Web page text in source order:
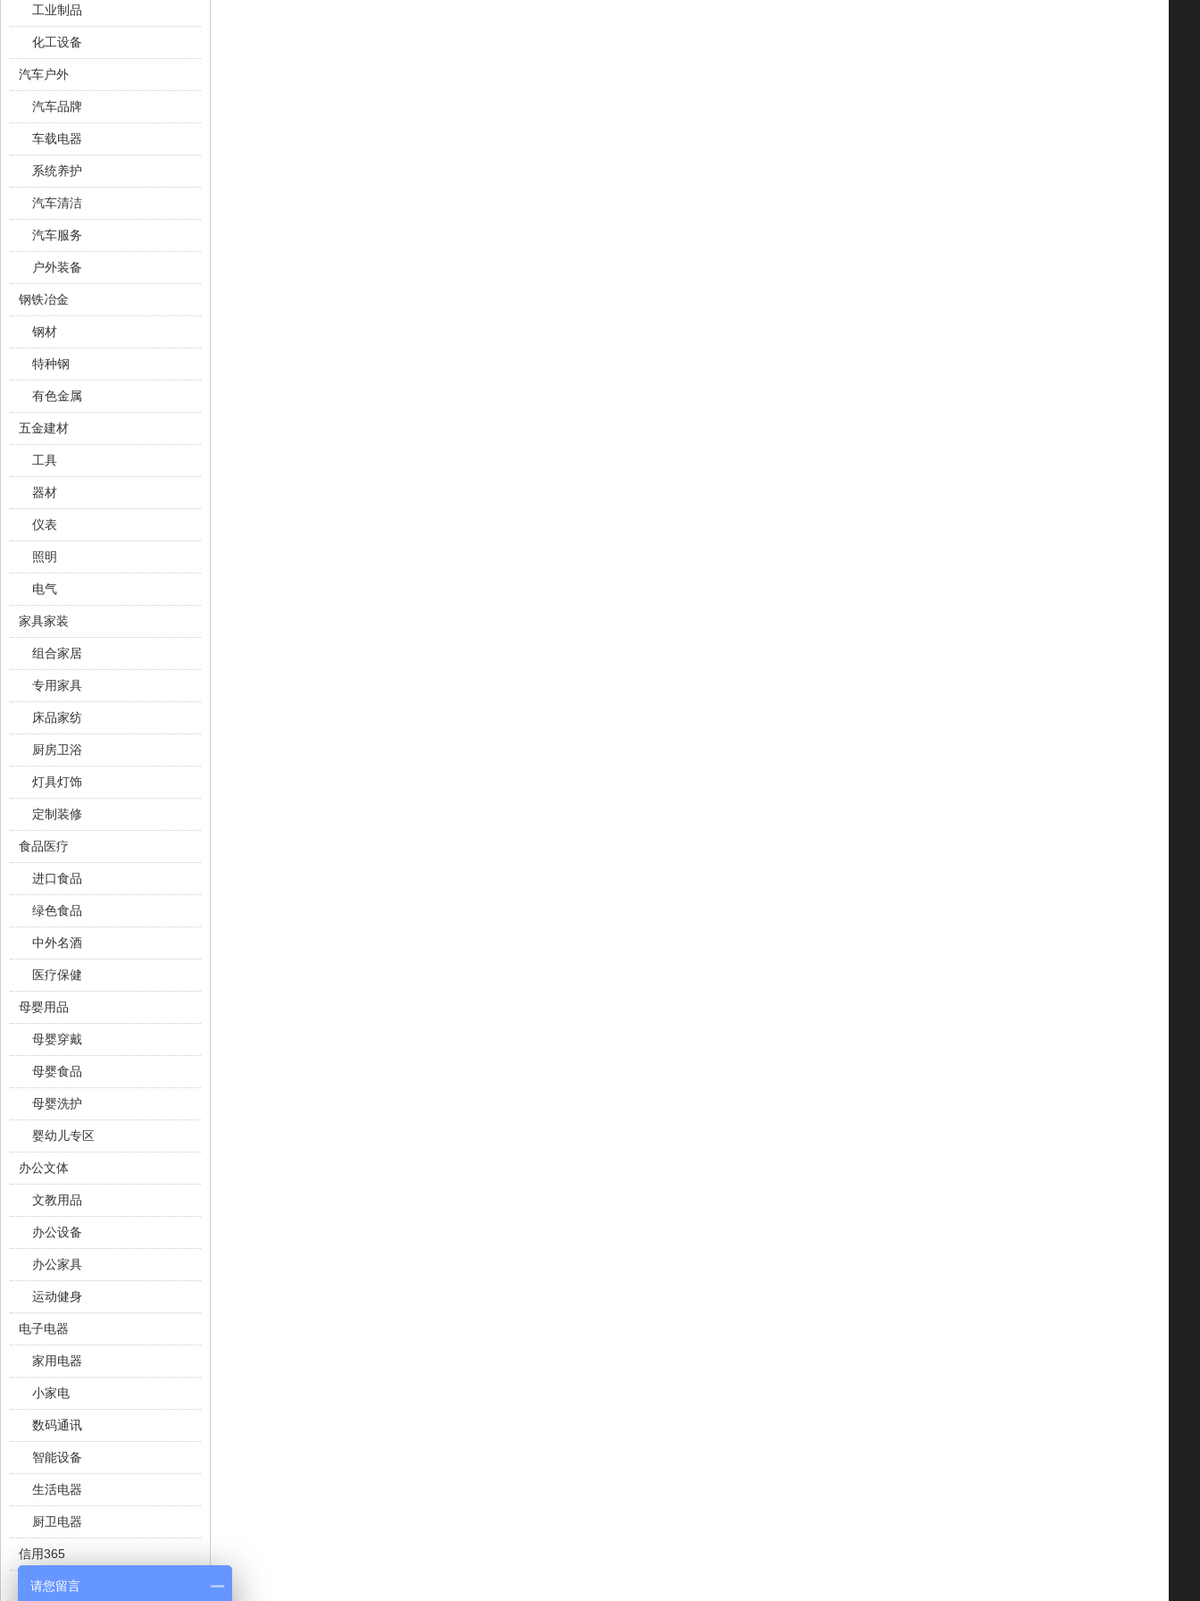
工业制品
化工设备
汽车户外
汽车品牌
车载电器
系统养护
汽车清洁
汽车服务
户外装备
钢铁冶金
钢材
特种钢
有色金属
五金建材
工具
器材
仪表
照明
电气
家具家装
组合家居
专用家具
床品家纺
厨房卫浴
灯具灯饰
定制装修
食品医疗
进口食品
绿色食品
中外名酒
医疗保健
母婴用品
母婴穿戴
母婴食品
母婴洗护
婴幼儿专区
办公文体
文教用品
办公设备
办公家具
运动健身
电子电器
家用电器
小家电
数码通讯
智能设备
生活电器
厨卫电器
信用365
二手奢侈品
请您留言